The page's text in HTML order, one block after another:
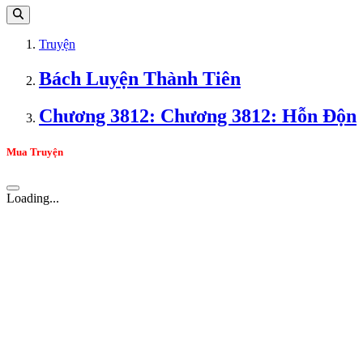
Truyện
Bách Luyện Thành Tiên
Chương 3812: Chương 3812: Hỗn Độn
Mua Truyện
Loading...